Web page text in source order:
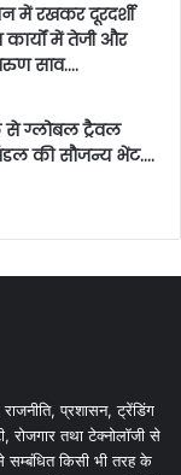
में रखकर दूरदर्शी
कार्यों में तेजी और
साव….
से ग्लोबल ट्रैवल
की सौजन्य भेंट….
प्रशासन, ट्रेंडिंग
तथा टेक्नोलॉजी से
किसी भी तरह के